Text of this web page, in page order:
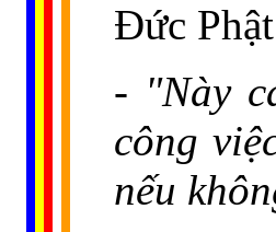
Đức
- "Này
công
nếu